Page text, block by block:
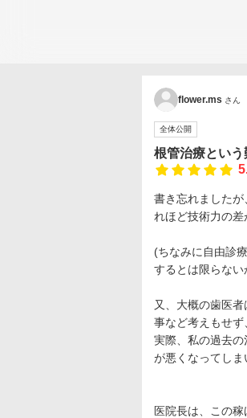
flower.ms さん
全体公開
根管治療とい
書き忘れました
れほど技術力の差
(ちなみに自由診
するとは限らない
又、大概の歯医
事など考えもせず
実際、私の過去
が悪くなってしま
医院長は、この